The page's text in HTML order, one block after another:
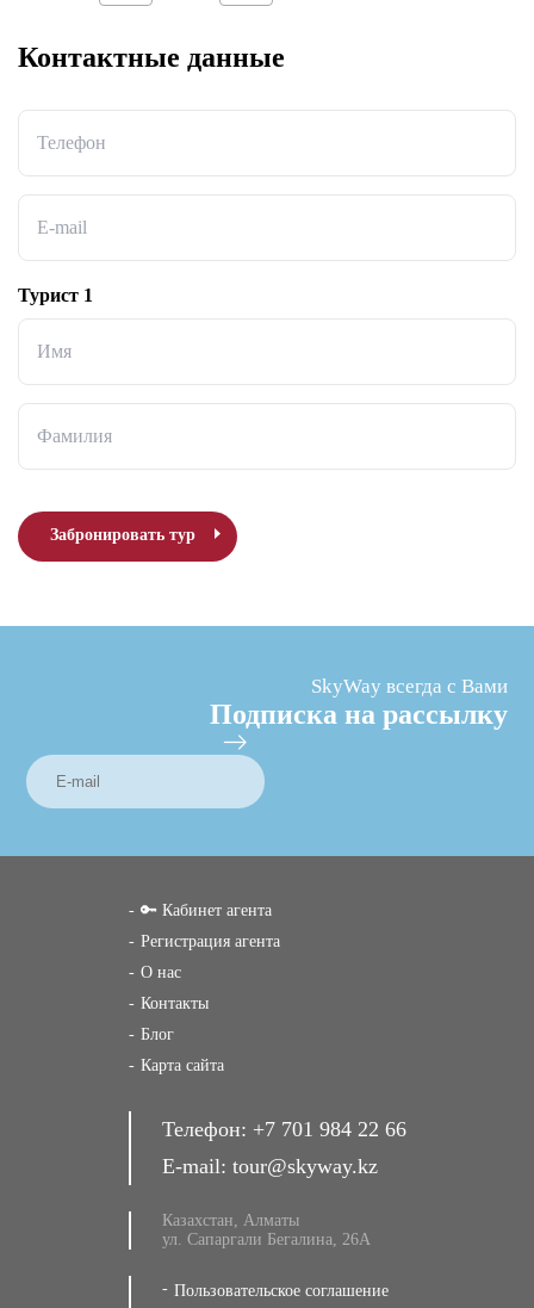
Контактные данные
Телефон
E-mail
Турист 1
Имя
Фамилия
Забронировать тур
SkyWay всегда с Вами
Подписка на рассылку
🔑 Кабинет агента
Регистрация агента
О нас
Контакты
Блог
Карта сайта
Телефон: +7 701 984 22 66
E-mail: tour@skyway.kz
Казахстан, Алматы
ул. Сапаргали Бегалина, 26А
Пользовательское соглашение